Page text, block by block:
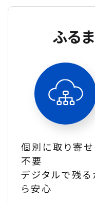
ふる
個別に取り寄せ
不要
デジタルで残る
ら安心